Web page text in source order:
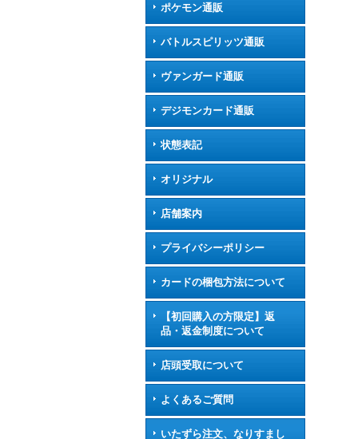
ポケモン通販
バトルスピリッツ通販
ヴァンガード通販
デジモンカード通販
状態表記
オリジナル
店舗案内
プライバシーポリシー
カードの梱包方法について
【初回購入の方限定】返
品・返金制度について
店頭受取について
よくあるご質問
いたずら注文、なりすまし